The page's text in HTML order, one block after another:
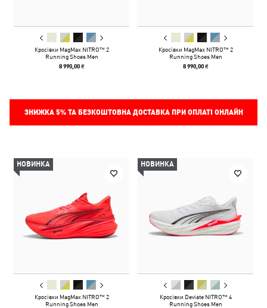
Кросівки MagMax NITRO™ 2
Running Shoes Men
8 990,00 ₴
Кросівки MagMax NITRO™ 2
Running Shoes Men
8 990,00 ₴
ЗНИЖКА 5%ТА БЕЗКОШТОВНА ДОСТАВКА ПРИ ОПЛАТІ ОНЛАЙН
НОВИНКА
Кросівки MagMax NITRO™ 2
Running Shoes Men
НОВИНКА
Кросівки Deviate NITRO™ 4
Running Shoes Men